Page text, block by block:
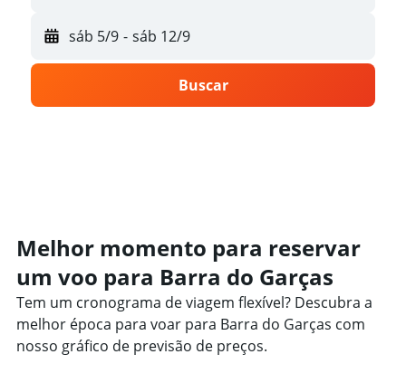
sáb 5/9 - sáb 12/9
Buscar
Melhor momento para reservar
um voo para Barra do Garças
Tem um cronograma de viagem flexível? Descubra a
melhor época para voar para Barra do Garças com
nosso gráfico de previsão de preços.